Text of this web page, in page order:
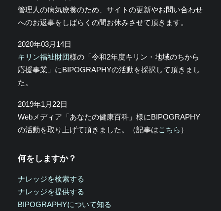
管理人の病気療養のため、サイトの更新やお問い合わせ
へのお返事をしばらくの間お休みさせて頂きます。
2020年03月14日
キリン福祉財団様の「令和2年度キリン・地域のちから
応援事業」にBIPOGRAPHYの活動を採択して頂きまし
た。
2019年1月22日
Webメディア「あなたの健康百科」様にBIPOGRAPHY
の活動を取り上げて頂きました。（記事はこちら ）
何をしますか？
ナレッジを検索する
ナレッジを提供する
BIPOGRAPHYについて知る